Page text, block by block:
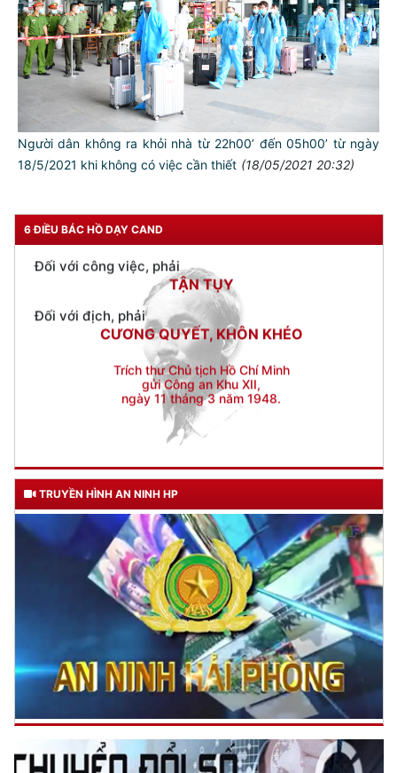
Người dân không ra khỏi nhà từ 22h00’ đến 05h00’ từ ngày
18/5/2021 khi không có việc cần thiết (18/05/2021 20:32)
6 ĐIỀU BÁC HỒ DẠY CAND
Đối với tự mình, phải
CẦN, KIỆM, LIÊM, CHÍNH
Đối với đồng sự, phải
THÂN ÁI GIÚP ĐỠ
Đối với chính phủ, phải
TUYỆT ĐỐI TRUNG THÀNH
Đối với nhân dân, phải
KÍNH TRỌNG LỄ PHÉP
Đối với địch, phải
CƯƠNG QUYẾT, KHÔN KHÉO
Trích thư Chủ tịch Hồ Chí Minh
gửi Công an Khu XII,
ngày 11 tháng 3 năm 1948.
TRUYỀN HÌNH AN NINH HP